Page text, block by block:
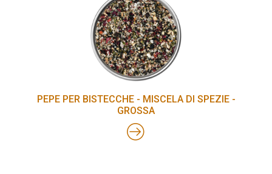
PEPE PER BISTECCHE - MISCELA DI SPEZIE -
GROSSA